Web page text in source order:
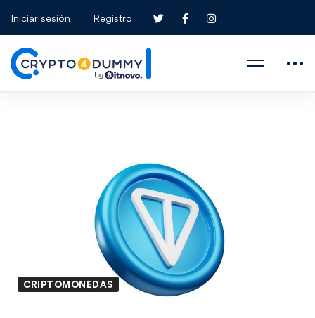
Iniciar sesión Registro
CRIPTOMONEDAS